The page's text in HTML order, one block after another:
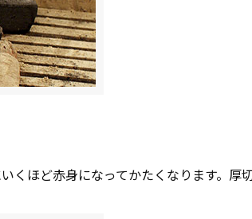
くほど赤身になってかたくなります。厚